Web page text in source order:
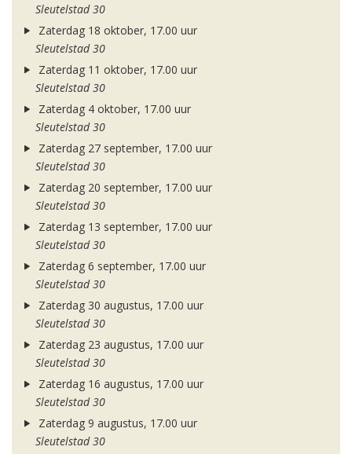
Sleutelstad 30
Zaterdag 18 oktober, 17.00 uur
Sleutelstad 30
Zaterdag 11 oktober, 17.00 uur
Sleutelstad 30
Zaterdag 4 oktober, 17.00 uur
Sleutelstad 30
Zaterdag 27 september, 17.00 uur
Sleutelstad 30
Zaterdag 20 september, 17.00 uur
Sleutelstad 30
Zaterdag 13 september, 17.00 uur
Sleutelstad 30
Zaterdag 6 september, 17.00 uur
Sleutelstad 30
Zaterdag 30 augustus, 17.00 uur
Sleutelstad 30
Zaterdag 23 augustus, 17.00 uur
Sleutelstad 30
Zaterdag 16 augustus, 17.00 uur
Sleutelstad 30
Zaterdag 9 augustus, 17.00 uur
Sleutelstad 30